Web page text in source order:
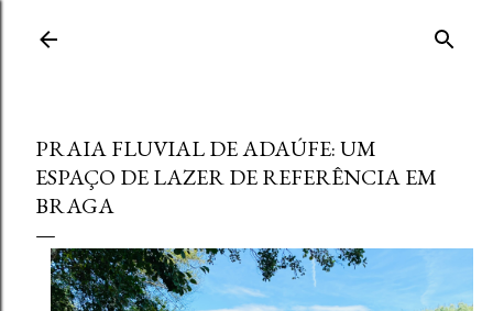
PRAIA FLUVIAL DE ADAÚFE: UM
ESPAÇO DE LAZER DE REFERÊNCIA EM
BRAGA